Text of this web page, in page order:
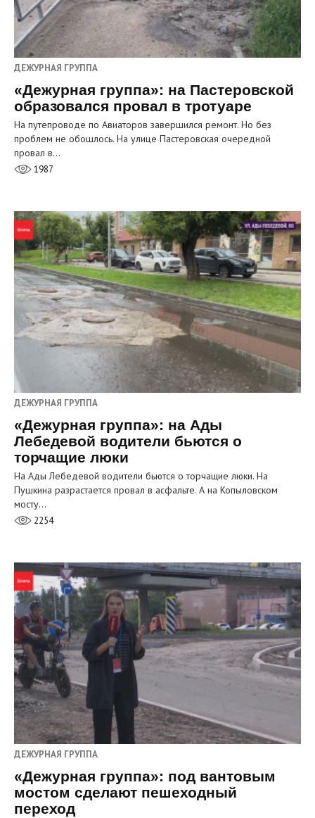
ДЕЖУРНАЯ ГРУППА
«Дежурная группа»: на Пастеровской
образовался провал в тротуаре
На путепроводе по Авиаторов завершился ремонт. Но без
проблем не обошлось. На улице Пастеровская очередной
провал в…
1987
ДЕЖУРНАЯ ГРУППА
«Дежурная группа»: на Ады
Лебедевой водители бьются о
торчащие люки
На Ады Лебедевой водители бьются о торчащие люки. На
Пушкина разрастается провал в асфальте. А на Копыловском
мосту…
2254
ДЕЖУРНАЯ ГРУППА
«Дежурная группа»: под вантовым
мостом сделают пешеходный
переход